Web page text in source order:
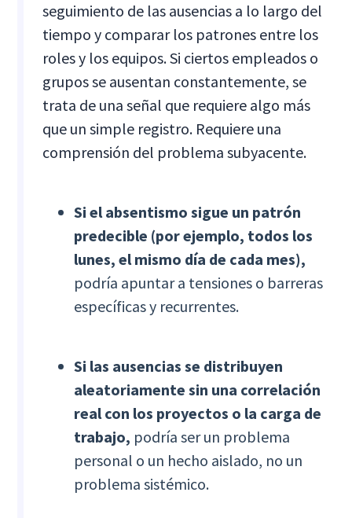
seguimiento de las ausencias a lo largo del
tiempo y comparar los patrones entre los
roles y los equipos. Si ciertos empleados o
grupos se ausentan constantemente, se
trata de una señal que requiere algo más
que un simple registro. Requiere una
comprensión del problema subyacente.
Si el absentismo sigue un patrón
predecible (por ejemplo, todos los
lunes, el mismo día de cada mes),
podría apuntar a tensiones o barreras
específicas y recurrentes.
Si las ausencias se distribuyen
aleatoriamente sin una correlación
real con los proyectos o la carga de
trabajo, podría ser un problema
personal o un hecho aislado, no un
problema sistémico.